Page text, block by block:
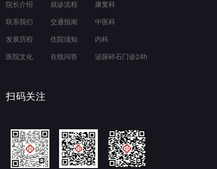
院长介绍
联系我们
发展历程
医院文化
就诊流程
交通指南
住院须知
在线问答
康复科
中医科
内科
泌尿碎石门诊24h
扫码关注